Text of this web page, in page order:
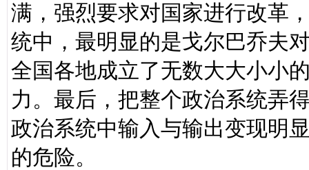
满，强烈要求对国家进行改革
统中，最明显的是戈尔巴乔夫
全国各地成立了无数大大小小
力。最后，把整个政治系统弄
政治系统中输入与输出变现明
的危险。